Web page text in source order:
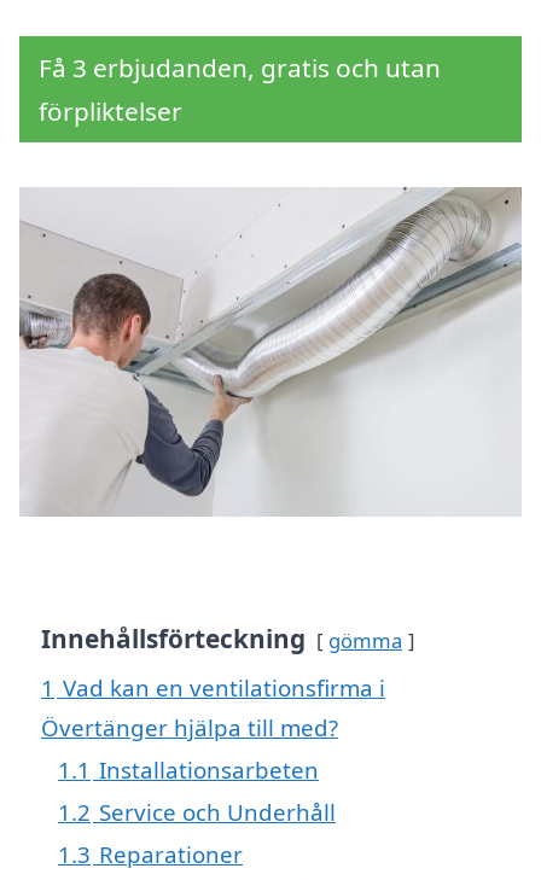
Få 3 erbjudanden, gratis och utan
förpliktelser
Innehållsförteckning gömma
1 Vad kan en ventilationsfirma i
Övertänger hjälpa till med?
1.1 Installationsarbeten
1.2 Service och Underhåll
1.3 Reparationer